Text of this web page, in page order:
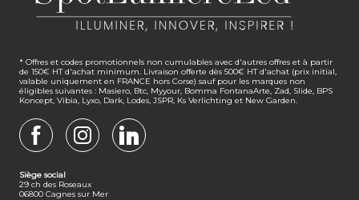
* Offres et codes promotionnels non cumulables avec d'autres offres et à partir
de 150€ HT d'achat minimum. Livraison offerte dès 500€ HT d'achat (prix initial,
valable uniquement en FRANCE hors Corse) sauf pour les marques non
éligibles suivantes : Masiero, Btc, Myyour, Bomma FontanaArte, Zad, Slide, BPS
Koncept, Vibia, Lyxo, Dark, Lodes, JSPR, Ks Verlichting et New Garden.
Siège social
29 ch des Roseaux
06800 Cagnes sur Mer